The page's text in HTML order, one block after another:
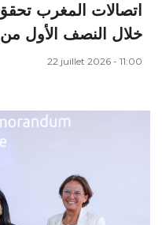
خلال النصف الأول من 2026
22 juillet 2026 - 11:00